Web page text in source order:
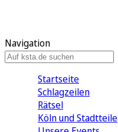
Navigation
Startseite
Schlagzeilen
Rätsel
Köln und Stadtteile